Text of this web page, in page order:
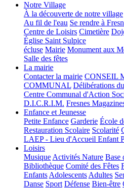
Notre Village
À la découverte de notre village
Au fil de l'eau Se rendre à
Centre de Loisirs Cimetière
Église Saint Sulpice
écluse Mairie Monument aux
Salle des fêtes
La mairie
Contacter la mairie CONSEIL
COMMUNAL Délibérations
Centre Communal d'Action
D.I.C.R.I.M. Fresnes
Enfance et Jeunesse
Petite Enfance Garderie École
Restauration Scolaire Scolarité
LAEP - Lieu d'Accueil Enfant
Loisirs
MusiqueActivités Nature Base
Bibliothèque Comité des Fêtes
EnfantsAdolescentsAdultes
Danse Sport Défense Bien-être